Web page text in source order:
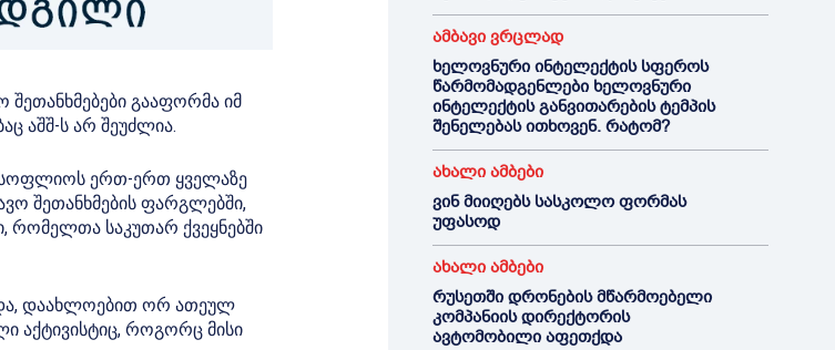
შეთანხმებები გააფორმა იმ
აშშ-ს არ შეუძლია.
ერთ-ერთ ყველაზე
შეთანხმების ფარგლებში,
რომელთა საკუთარ ქვეყნებში
დაახლოებით ორ ათეულ
აქტივისტიც, როგორც მისი
ამბავი ვრცლად
ხელოვნური ინტელექტის სფეროს
წარმომადგენლები ხელოვნური
ინტელექტის განვითარების ტემპის
შენელებას ითხოვენ. რატომ?
ახალი ამბები
ვინ მიიღებს სასკოლო ფორმას
უფასოდ
ახალი ამბები
რუსეთში დრონების მწარმოებელი
კომპანიის დირექტორის
ავტომობილი აფეთქდა